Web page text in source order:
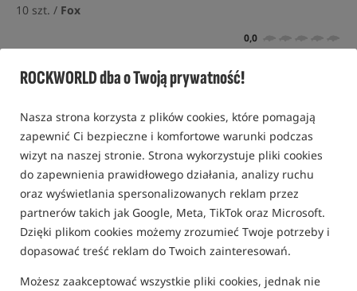
ROCKWORLD dba o Twoją prywatność!
Nasza strona korzysta z plików cookies, które pomagają
zapewnić Ci bezpieczne i komfortowe warunki podczas
wizyt na naszej stronie. Strona wykorzystuje pliki cookies
do zapewnienia prawidłowego działania, analizy ruchu
oraz wyświetlania spersonalizowanych reklam przez
partnerów takich jak Google, Meta, TikTok oraz Microsoft.
Dzięki plikom cookies możemy zrozumieć Twoje potrzeby i
dopasować treść reklam do Twoich zainteresowań.
Możesz zaakceptować wszystkie pliki cookies, jednak nie
10 szt. / Fox
0,0